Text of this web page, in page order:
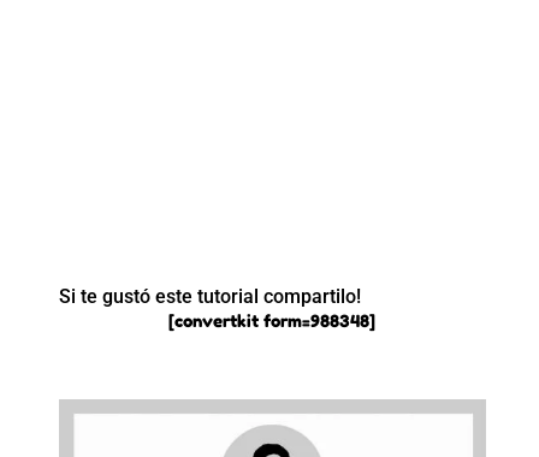
Si te gustó este tutorial compartilo!
[convertkit form=988348]